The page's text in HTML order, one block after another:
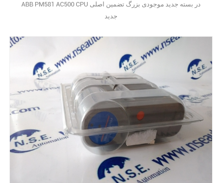
ABB PM581 AC500 CPU در بسته جدید موجودی بزرگ تضمین اصلی
جدید